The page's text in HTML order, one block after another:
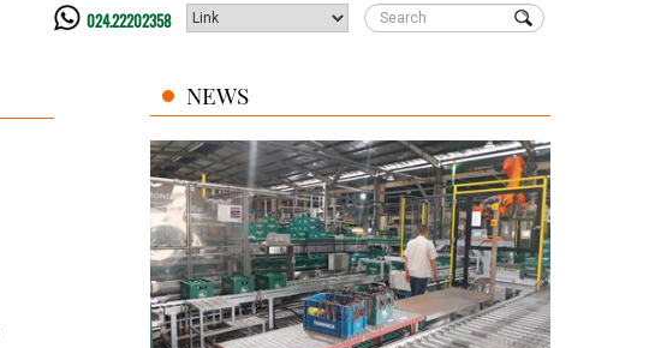
024.22202358
NEWS